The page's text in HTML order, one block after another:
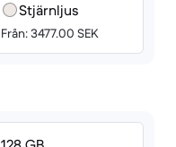
Stjärnljus
Från: 3477.00 SEK